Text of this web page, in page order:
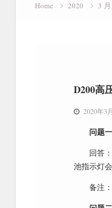
Home 2020 3 月
D200高
2020年3
问题
回答
池指示灯
备注